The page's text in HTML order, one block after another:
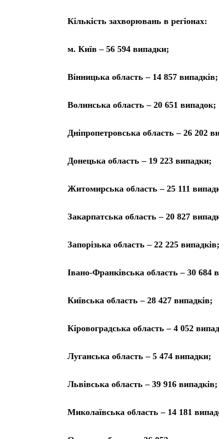
Кількість захворювань в регіонах:
м. Київ – 56 594 випадки;
Вінницька область – 14 857 випадків;
Волинська область – 20 651 випадок;
Дніпропетровська область – 26 202
Донецька область – 19 223 випадки;
Житомирська область – 25 111
Закарпатська область – 20 827
Запорізька область – 22 225 випадків;
Івано-Франківська область – 30 684
Київська область – 28 427 випадків;
Кіровоградська область – 4 052
Луганська область – 5 474 випадки;
Львівська область – 39 916 випадків;
Миколаївська область – 14 181